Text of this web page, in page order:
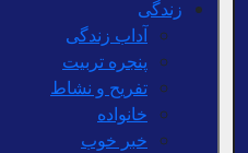
زندگی
آداب زندگی
پنجره تربیت
تفریح و نشاط
خانواده
خبر خوب